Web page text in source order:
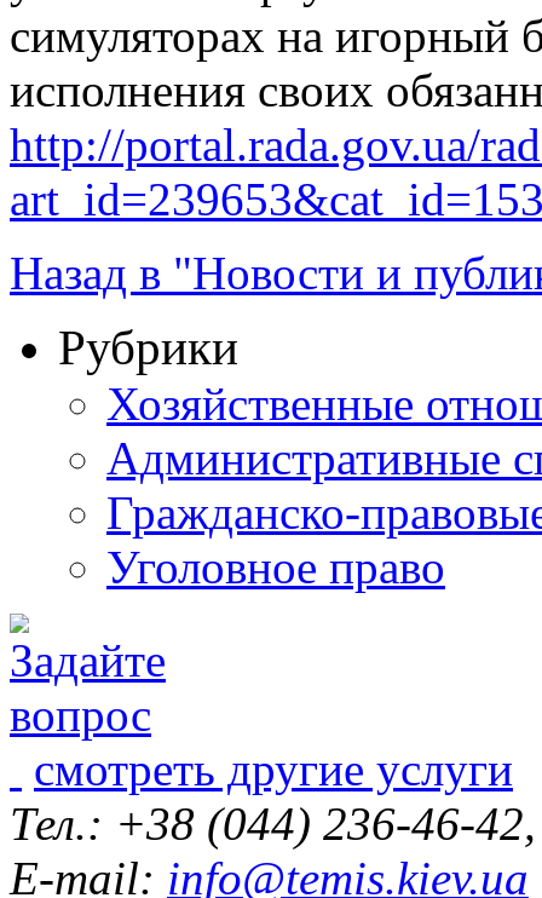
симуляторах на игорный
исполнения своих
http://portal.rada.gov.ua/
Назад в "Новости и
Рубрики
Хозяйственные
Административные
Гражданско-
Уголовное право
смотреть другие услуги
Тел.: +38 (044) 236-46-
E-mail: info@temis.kiev.ua